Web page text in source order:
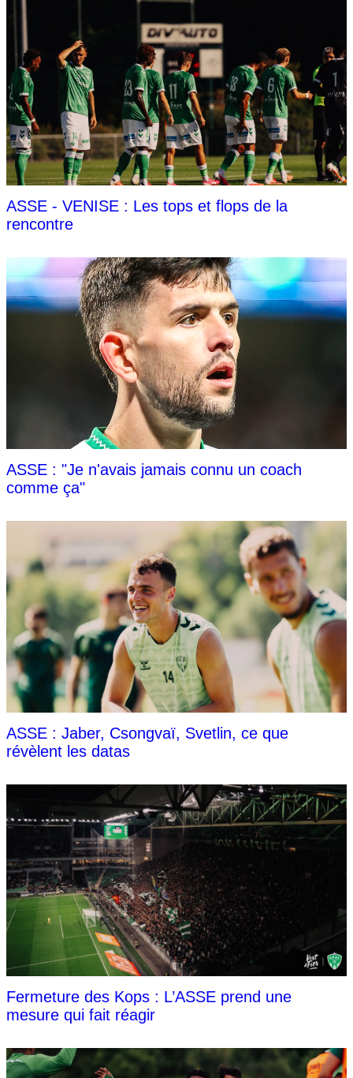
ASSE - VENISE : Les tops et flops de la
rencontre
ASSE : "Je n'avais jamais connu un coach
comme ça"
ASSE : Jaber, Csongvaï, Svetlin, ce que
révèlent les datas
Fermeture des Kops : L’ASSE prend une
mesure qui fait réagir